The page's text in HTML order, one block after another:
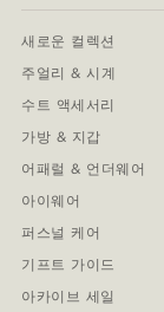
새로운 컬렉션
주얼리 & 시계
수트 액세서리
가방 & 지갑
어패럴 & 언더웨어
아이웨어
퍼스널 케어
기프트 가이드
아카이브 세일